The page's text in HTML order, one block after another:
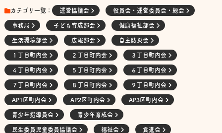
カテゴリ一覧： 運営協議会 役員会・運営委員会・総会
事務局 子ども育成部会 健康福祉部会
生活環境部会 広報部会 自主防災会
１丁目町内会 ２丁目町内会 ３丁目町内会
４丁目町内会 ５丁目町内会 ６丁目町内会
７丁目町内会 ８丁目町内会 ９丁目町内会
AP1区町内会 AP2区町内会 AP3区町内会
青少年指導員会 青少年育成会
民生委員児童委員協議会 福祉会 食進会